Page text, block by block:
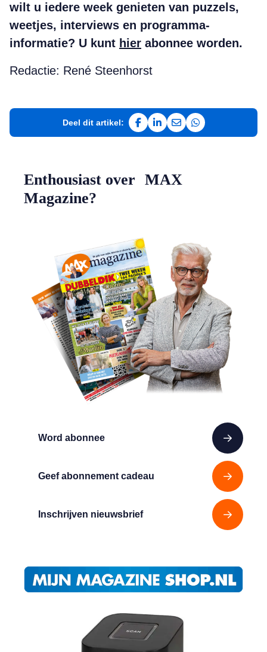
wilt u iedere week genieten van puzzels,
weetjes, interviews en programma-
informatie? U kunt hier abonnee worden.
Redactie: René Steenhorst
Deel dit artikel:
Deel op Facebook
Deel op LinkedIn
Deel via e-mail
Deel via
Word abonnee
Geef abonnement cadeau
Inschrijven nieuwsbrief
Enthousiast over MAX
Magazine?